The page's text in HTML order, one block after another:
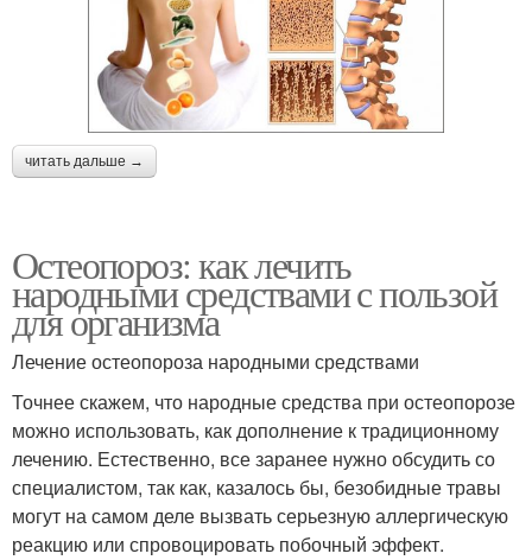
читать дальше →
Остеопороз: как лечить
народными средствами с пользой
для организма
Лечение остеопороза народными средствами
Точнее скажем, что народные средства при остеопорозе
можно использовать, как дополнение к традиционному
лечению. Естественно, все заранее нужно обсудить со
специалистом, так как, казалось бы, безобидные травы
могут на самом деле вызвать серьезную аллергическую
реакцию или спровоцировать побочный эффект.